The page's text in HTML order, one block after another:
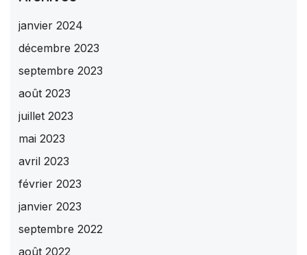
janvier 2024
décembre 2023
septembre 2023
août 2023
juillet 2023
mai 2023
avril 2023
février 2023
janvier 2023
septembre 2022
août 2022